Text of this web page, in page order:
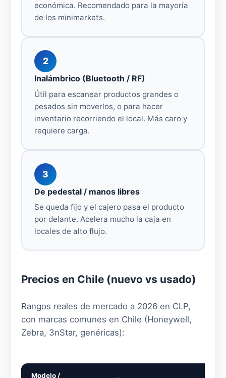
económica. Recomendado para la mayoría
de los minimarkets.
2
Inalámbrico (Bluetooth / RF)
Útil para escanear productos grandes o
pesados sin moverlos, o para hacer
inventario recorriendo el local. Más caro y
requiere carga.
3
De pedestal / manos libres
Se queda fijo y el cajero pasa el producto
por delante. Acelera mucho la caja en
locales de alto flujo.
Precios en Chile (nuevo vs usado)
Rangos reales de mercado a 2026 en CLP,
con marcas comunes en Chile (Honeywell,
Zebra, 3nStar, genéricas):
Modelo /